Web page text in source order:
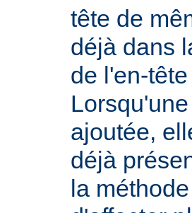
tête de
déjà dans
de l'en-
ajoutée,
déjà
la